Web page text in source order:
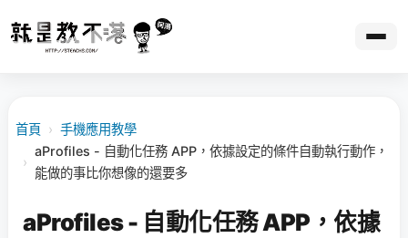
首頁 › 手機應用教學
›
aProfiles - 自動化任務 APP，依據設定的條件自動執行動作，
能做的事比你想像的還要多
aProfiles - 自動化任務 APP，依據